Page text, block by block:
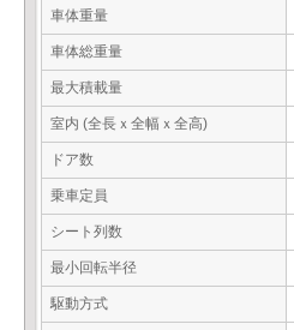
車体重量
車体総重量
最大積載量
室内 (全長ｘ全幅ｘ全高)
ドア数
乗車定員
シート列数
最小回転半径
駆動方式